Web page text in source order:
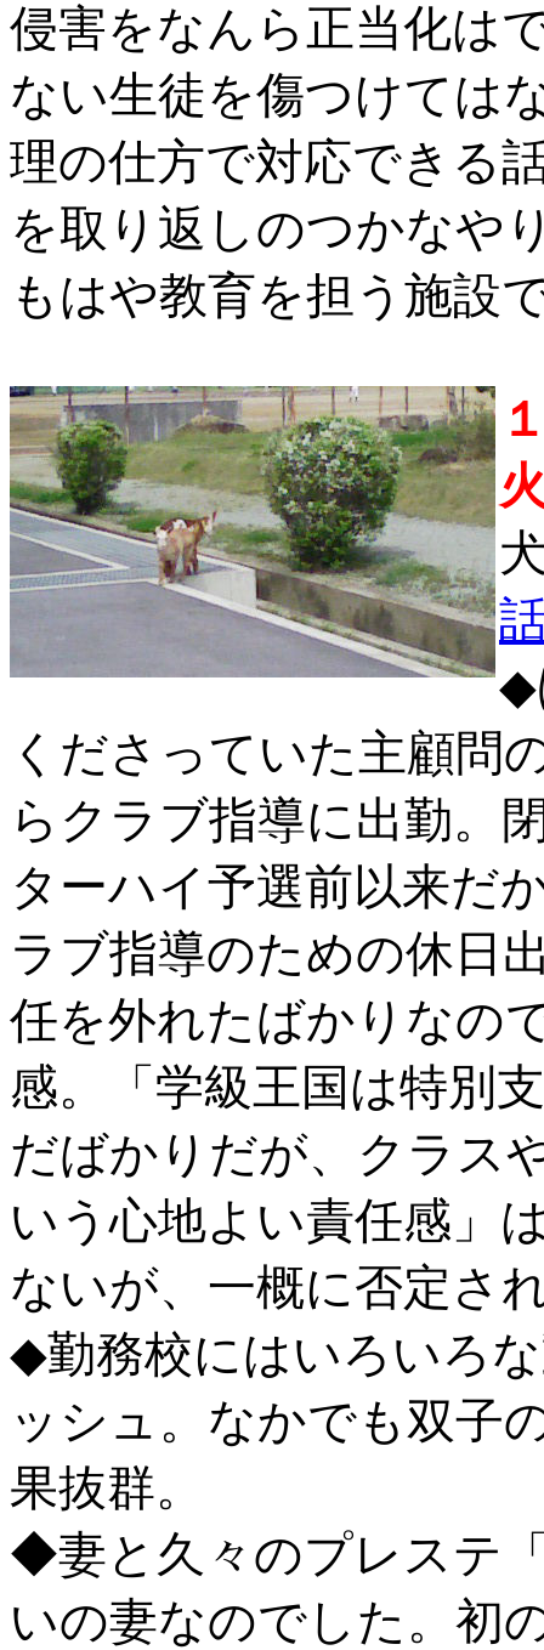
侵害をなんら正当化は
ない生徒を傷つけては
理の仕方で対応できる
を取り返しのつかなや
もはや教育を担う施設
◆
くださっていた主顧問
らクラブ指導に出勤。
ターハイ予選前以来だ
ラブ指導のための休日
任を外れたばかりなの
感。「学級王国は特別
だばかりだが、クラス
いう心地よい責任感」
ないが、一概に否定さ
◆勤務校にはいろいろ
ッシュ。なかでも双子
果抜群。
◆妻と久々のプレステ
いの妻なのでした。初